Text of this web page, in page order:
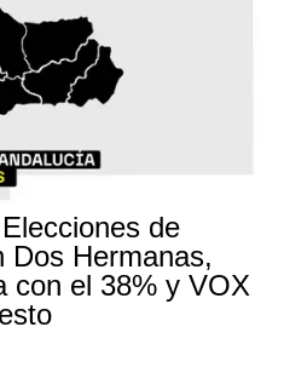
de
Dos Hermanas,
con el 38% y VOX